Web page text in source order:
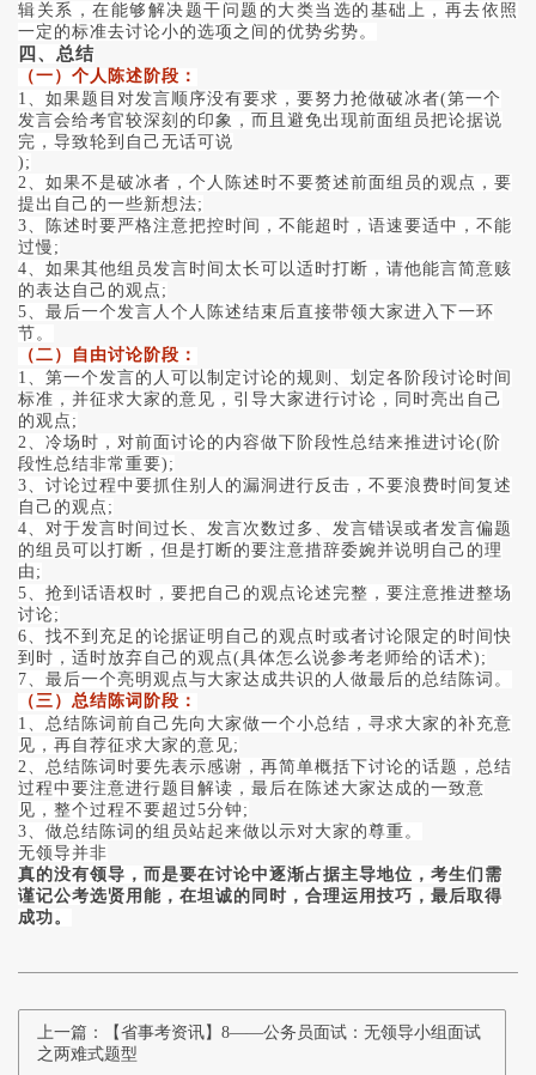
辑关系，在能够解决题干问题的大类当选的基础上，再去依照
一定的标准去讨论小的选项之间的优势劣势。
四、总结
（一）个人陈述阶段：
1、如果题目对发言顺序没有要求，要努力抢做破冰者(第一个
发言会给考官较深刻的印象，而且避免出现前面组员把论据说
完，导致轮到自己无话可说
);
2、如果不是破冰者，个人陈述时不要赘述前面组员的观点，要
提出自己的一些新想法;
3、陈述时要严格注意把控时间，不能超时，语速要适中，不能
过慢;
4、如果其他组员发言时间太长可以适时打断，请他能言简意赅
的表达自己的观点;
5、最后一个发言人个人陈述结束后直接带领大家进入下一环
节。
（二）自由讨论阶段：
1、第一个发言的人可以制定讨论的规则、划定各阶段讨论时间
标准，并征求大家的意见，引导大家进行讨论，同时亮出自己
的观点;
2、冷场时，对前面讨论的内容做下阶段性总结来推进讨论(阶
段性总结非常重要);
3、讨论过程中要抓住别人的漏洞进行反击，不要浪费时间复述
自己的观点;
4、对于发言时间过长、发言次数过多、发言错误或者发言偏题
的组员可以打断，但是打断的要注意措辞委婉并说明自己的理
由;
5、抢到话语权时，要把自己的观点论述完整，要注意推进整场
讨论;
6、找不到充足的论据证明自己的观点时或者讨论限定的时间快
到时，适时放弃自己的观点(具体怎么说参考老师给的话术);
7、最后一个亮明观点与大家达成共识的人做最后的总结陈词。
（三）总结陈词阶段：
1、总结陈词前自己先向大家做一个小总结，寻求大家的补充意
见，再自荐征求大家的意见;
2、总结陈词时要先表示感谢，再简单概括下讨论的话题，总结
过程中要注意进行题目解读，最后在陈述大家达成的一致意
见，整个过程不要超过5分钟;
3、做总结陈词的组员站起来做以示对大家的尊重。
无领导并非
真的没有领导，而是要在讨论中逐渐占据主导地位，考生们需
谨记公考选贤用能，在坦诚的同时，合理运用技巧，最后取得
成功。
上一篇：【省事考资讯】8——公务员面试：无领导小组面试
之两难式题型